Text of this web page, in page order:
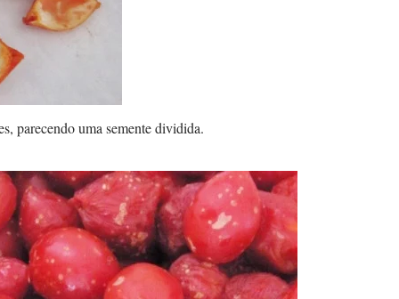
parecendo uma semente dividida.